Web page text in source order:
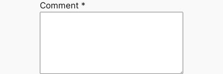
Comment *